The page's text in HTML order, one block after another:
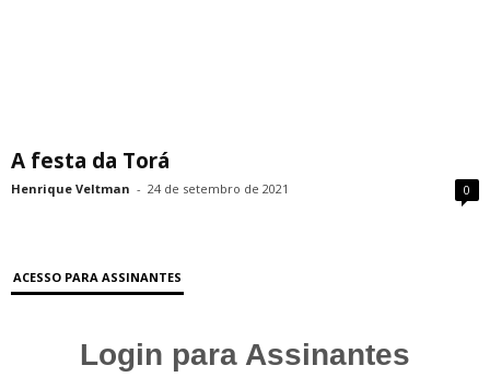
A festa da Torá
Henrique Veltman - 24 de setembro de 2021 0
ACESSO PARA ASSINANTES
Login para Assinantes